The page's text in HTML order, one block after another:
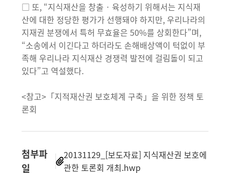
□ 또, “지식재산을 창출‧육성하기 위해서는 지식재
산에 대한 정당한 평가가 선행돼야 하지만, 우리나라의
지재권 분쟁에서 특허 무효율은 50%를 상회한다”며,
“소송에서 이긴다고 하더라도 손해배상액이 턱없이 부
족해 우리나라 지식재산 경쟁력 발전에 걸림돌이 되고
있다”고 역설했다.
<참고>「지적재산권 보호체계 구축」을 위한 정책 토
론회
첨부파
일
20131129_[보도자료] 지식재산권 보호에
관한 토론회 개최.hwp